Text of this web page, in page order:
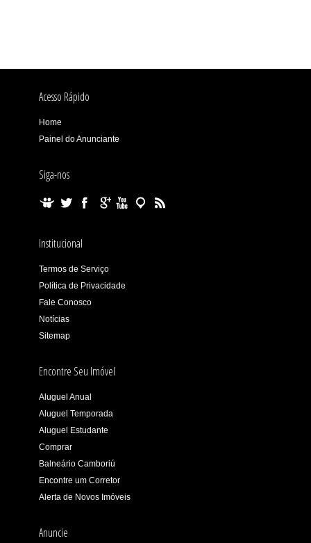
Acesso Rápido
Home
Painel do Anunciante
Siga-nos
Institucional
Termos de Serviço
Política de Privacidade
Fale Conosco
Notícias
Sitemap
Encontre Seu Imóvel
Aluguel Anual
Aluguel Temporada
Aluguel Estudante
Comprar
Balneário Camboriú
Encontre um Corretor
Alerta de Novos Imóveis
Anuncie